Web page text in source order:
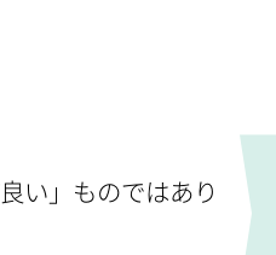
い」ものではあり